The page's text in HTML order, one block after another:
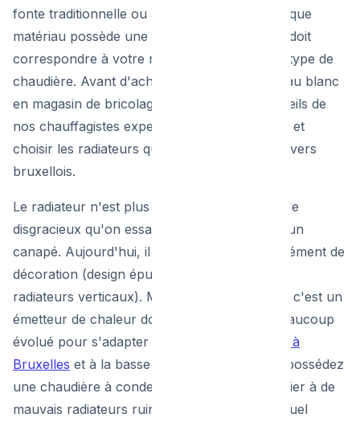
fonte traditionnelle ou aluminium réactif : chaque
matériau possède une "inertie" différente qui doit
correspondre à votre mode de vie et à votre type de
chaudière. Avant d'acheter le premier panneau blanc
en magasin de bricolage, découvrez les conseils de
nos chauffagistes experts pour dimensionner et
choisir les radiateurs qui réchaufferont vos hivers
bruxellois.
Le radiateur n'est plus ce gros bloc de ferraille
disgracieux qu'on essaye de cacher derrière un
canapé. Aujourd'hui, il devient un véritable élément de
décoration (design épuré, couleurs sombres,
radiateurs verticaux). Mais au-delà du design, c'est un
émetteur de chaleur dont la technologie a beaucoup
évolué pour s'adapter aux
exigences du PEB à
Bruxelles et à la basse température. Si vous possédez
une chaudière à condensation neuve, l'associer à de
mauvais radiateurs ruinera son rendement. Quel